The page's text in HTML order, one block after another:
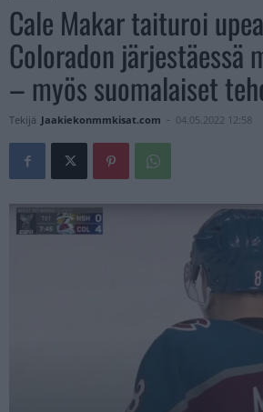
Cale Makar taituroi
Coloradon järjestäessä
– myös suomalaiset
Tekijä Jaakiekonmmkisat.com - 04.05.2022 12:58